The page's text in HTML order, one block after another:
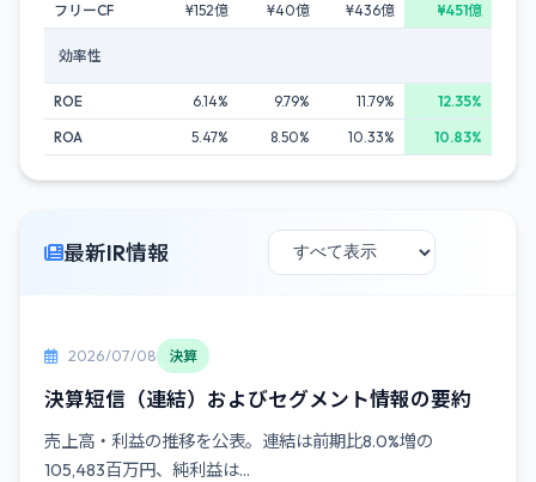
フリーCF
¥152億 ¥40億 ¥436億 ¥451億
効率性
ROE 6.14% 9.79% 11.79%
12.35%
ROA
5.47% 8.50% 10.33% 10.83%
最新IR情報
2026/07/08 決算
決算短信（連結）およびセグメント情報の要約
売上高・利益の推移を公表。連結は前期比8.0%増の
105,483百万円、純利益は...